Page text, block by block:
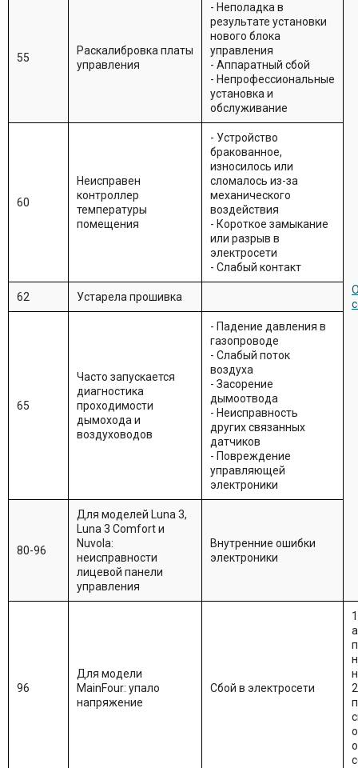
55
Раскалибровка платы
управления
- Неполадка в
результате установки
нового блока
управления
- Аппаратный сбой
- Непрофессиональные
установка и
обслуживание
60
Неисправен
контроллер
температуры
помещения
- Устройство
бракованное,
износилось или
сломалось из-за
механического
воздействия
- Короткое замыкание
или разрыв в
электросети
- Слабый контакт
62 Устарела прошивка
65
Часто запускается
диагностика
проходимости
дымохода и
воздуховодов
- Падение давления в
газопроводе
- Слабый поток
воздуха
- Засорение
дымоотвода
- Неисправность
других связанных
датчиков
- Повреждение
управляющей
электроники
80-96
Для моделей Luna 3,
Luna 3 Comfort и
Nuvola:
неисправности
лицевой панели
управления
Внутренние ошибки
электроники
96
Для модели
MainFour: упало
напряжение
Сбой в электросети